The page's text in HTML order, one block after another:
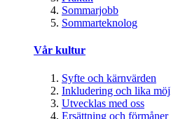
Sommarjobb
Sommarteknolog
Vår kultur
Syfte och kärnvärden
Inkludering och lika
Utvecklas med oss
Ersättning och förmåner